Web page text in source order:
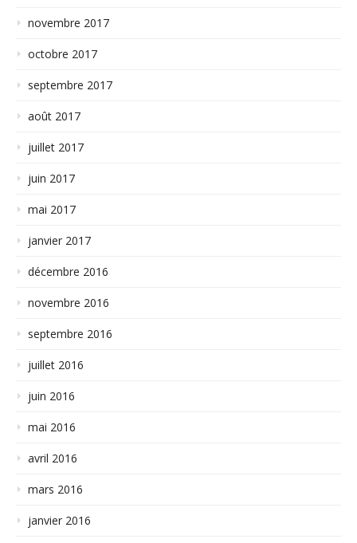
novembre 2017
octobre 2017
septembre 2017
août 2017
juillet 2017
juin 2017
mai 2017
janvier 2017
décembre 2016
novembre 2016
septembre 2016
juillet 2016
juin 2016
mai 2016
avril 2016
mars 2016
janvier 2016